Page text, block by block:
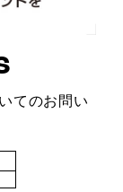
てのお問い